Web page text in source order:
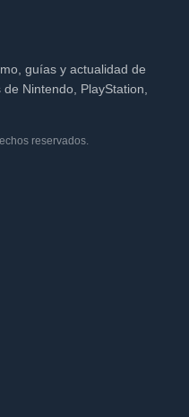
guías y actualidad de
Nintendo, PlayStation,
reservados.